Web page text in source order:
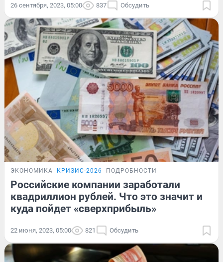
26 сентября, 2023, 05:00 837 Обсудить
ЭКОНОМИКА КРИЗИС-2026 ПОДРОБНОСТИ
Российские компании заработали
квадриллион рублей. Что это значит и
куда пойдет «сверхприбыль»
22 июня, 2023, 05:00 821 Обсудить